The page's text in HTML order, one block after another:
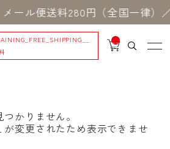
ル便送料280円（全国一律）
__
IT
かりません。
変更されたため表示できませ